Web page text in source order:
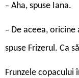
– Aha, spuse Iana.
– De aceea, oricine
spuse Frizerul. Ca
Frunzele copacului